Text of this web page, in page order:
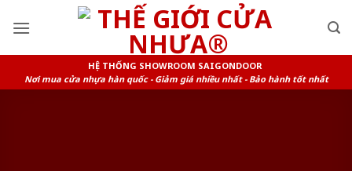
HỆ THỐNG SHOWROOM SAIGONDOOR
Nơi mua cửa nhựa hàn quốc - Giảm giá nhiều nhất - Bảo hành tốt nhất